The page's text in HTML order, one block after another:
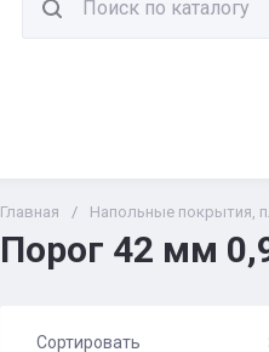
Главная / Напольные покрытия,
Порог 42 мм
Сортировать